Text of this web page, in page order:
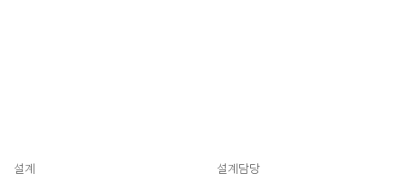
설계 설계담당